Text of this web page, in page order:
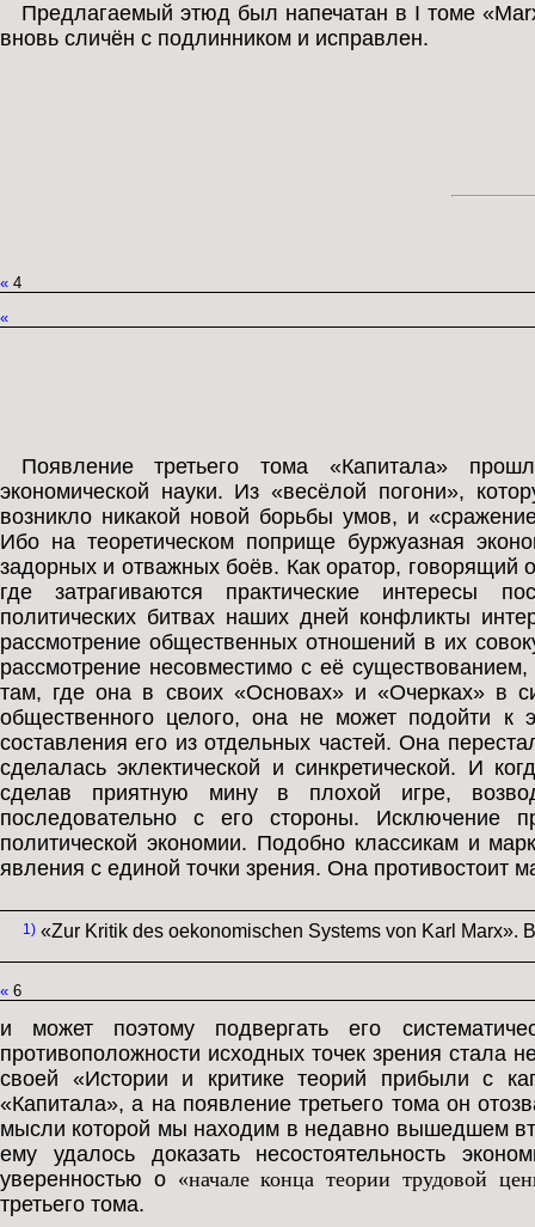
Предлагаемый этюд был напечатан в I томе
вновь сличён с подлинником и исправлен.
« 4
«
Появление третьего тома «Капитала»
экономической науки. Из «весёлой погони»,
возникло никакой новой борьбы умов, и
Ибо на теоретическом поприще буржуазная
задорных и отважных боёв. Как оратор, говорящий
где затрагиваются практические интересы
политических битвах наших дней конфликты
рассмотрение общественных отношений в их
рассмотрение несовместимо с её
там, где она в своих «Основах» и «Очерках» в
общественного целого, она не может подойти к
составления его из отдельных частей. Она
сделалась эклектической и синкретической. И
сделав приятную мину в плохой игре,
последовательно с его стороны. Исключение
политической экономии. Подобно классикам и
явления с единой точки зрения. Она противостоит
1)«Zur Kritik des oekonomischen Systems von Karl Marx».
« 6
и может поэтому подвергать его
противоположности исходных точек зрения стала
своей «Истории и критике теорий прибыли с
«Капитала», а на появление третьего тома он
мысли которой мы находим в недавно вышедшем
ему удалось доказать несостоятельность
уверенностью о «начале конца теории трудовой
третьего тома.